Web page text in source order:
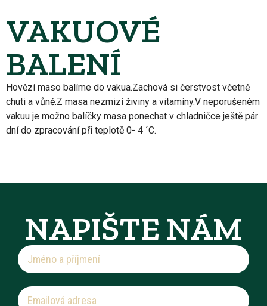
VAKUOVÉ
BALENÍ
Hovězí maso balíme do vakua.Zachová si čerstvost včetně
chuti a vůně.Z masa nezmizí živiny a vitamíny.V neporušeném
vakuu je možno balíčky masa ponechat v chladničce ještě pár
dní do zpracování při teplotě 0- 4 ´C.
NAPIŠTE NÁM